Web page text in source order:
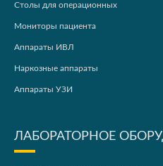
Столы для операционных
Мониторы пациента
Аппараты ИВЛ
Наркозные аппараты
Аппараты УЗИ
ЛАБОРАТОРНОЕ